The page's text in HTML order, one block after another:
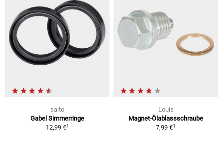
saito
Gabel Simmerringe
12,99 €1
Louis
Magnet-Ölablassschraube
7,99 €1